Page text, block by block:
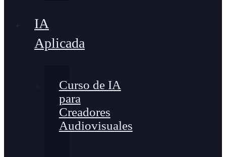
IA
Aplicada
Curso de IA
para
Creadores
Audiovisuales